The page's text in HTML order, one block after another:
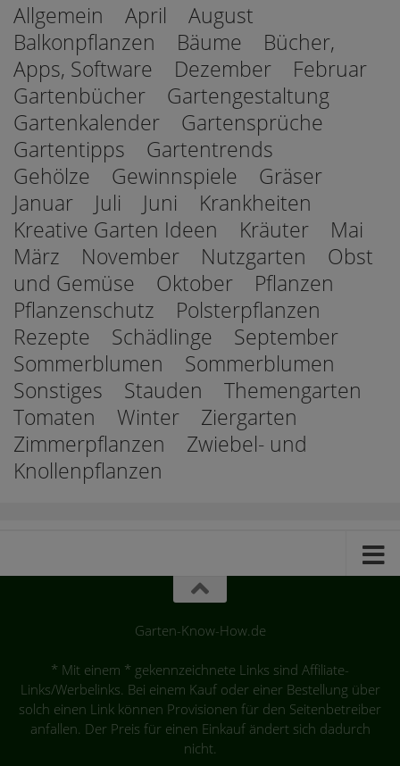
Allgemein April
August
Balkonpflanzen
Bäume
Bücher,
Apps, Software
Dezember
Februar
Gartenbücher
Gartengestaltung
Gartenkalender
Gartensprüche
Gartentipps
Gartentrends
Gehölze
Gewinnspiele
Gräser
Januar
Juli Juni
Krankheiten
Kreative Garten Ideen
Kräuter
Mai
März
November Nutzgarten
Obst
und Gemüse
Oktober
Pflanzen
Pflanzenschutz
Polsterpflanzen
Rezepte
Schädlinge
September
Sommerblumen
Sommerblumen
Sonstiges
Stauden
Themengarten
Tomaten
Winter
Ziergarten
Zimmerpflanzen
Zwiebel- und
Knollenpflanzen
Garten-Know-How.de
* Mit einem * gekennzeichnete Links sind Affiliate-
Links/Werbelinks. Bei einem Kauf oder einer Bestellung über
solch einen Link können Provisionen für den Seitenbetreiber
anfallen. Der Preis für einen Einkauf ändert sich dadurch
nicht.